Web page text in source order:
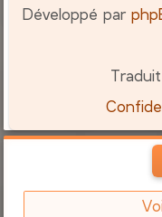
Développé par